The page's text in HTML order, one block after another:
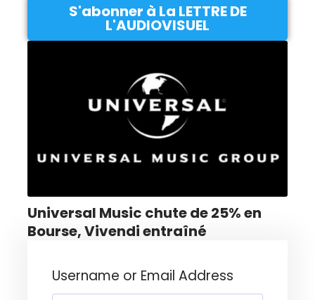
S'abonner à La LETTRE DE
L'AUDIOVISUEL
Universal Music chute de 25% en
Bourse, Vivendi entraîné
Username or Email Address